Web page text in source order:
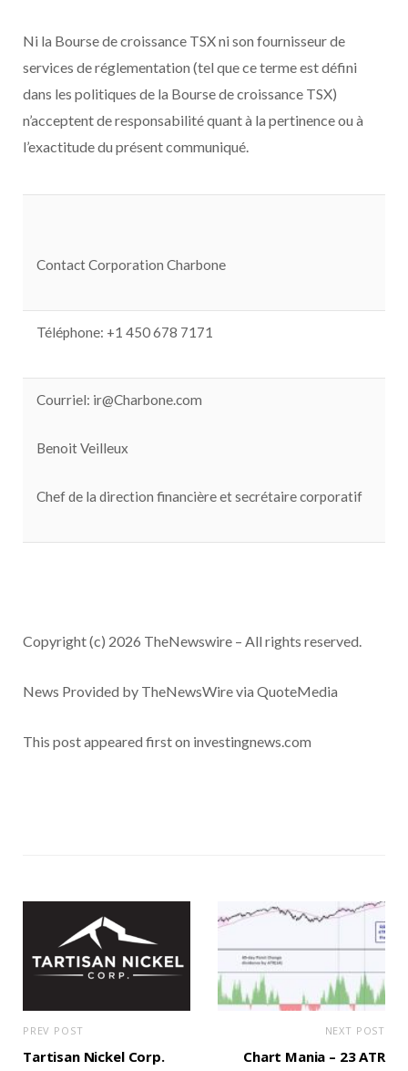
Ni la Bourse de croissance TSX ni son fournisseur de
services de réglementation (tel que ce terme est défini
dans les politiques de la Bourse de croissance TSX)
n’acceptent de responsabilité quant à la pertinence ou à
l’exactitude du présent communiqué.
Contact Corporation Charbone
Téléphone: +1 450 678 7171
Courriel: ir@Charbone.com
Benoit Veilleux
Chef de la direction financière et secrétaire corporatif
Copyright (c) 2026 TheNewswire – All rights reserved.
News Provided by TheNewsWire via QuoteMedia
This post appeared first on investingnews.com
PREV POST
Tartisan Nickel Corp.
NEXT POST
Chart Mania – 23 ATR